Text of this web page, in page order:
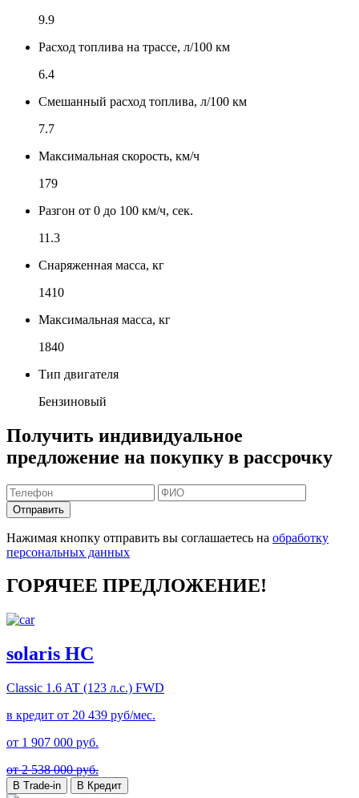
9.9
Расход топлива на трассе, л/100 км
6.4
Смешанный расход топлива, л/100 км
7.7
Максимальная скорость, км/ч
179
Разгон от 0 до 100 км/ч, сек.
11.3
Снаряженная масса, кг
1410
Максимальная масса, кг
1840
Тип двигателя
Бензиновый
Получить индивидуальное
предложение на покупку в рассрочку
Отправить
Нажимая кнопку отправить вы соглашаетесь на обработку
персональных данных
ГОРЯЧЕЕ ПРЕДЛОЖЕНИЕ!
solaris HC
Classic 1.6 AT (123 л.с.) FWD
в кредит от 20 439 руб/мес.
от 1 907 000 руб.
от 2 538 000 руб.
В Trade-in В Кредит